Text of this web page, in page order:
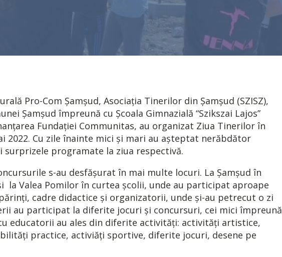
Pro-Com Şamşud, Asociaţia Tinerilor din Şamşud (SZISZ),
Șamșud împreună cu Școala Gimnazială “Szikszai Lajos”
Fundaţiei Communitas, au organizat Ziua Tinerilor în
2022. Cu zile înainte mici şi mari au aşteptat nerăbdător
surprizele programate la ziua respectivă.
s-au desfășurat în mai multe locuri. La Șamșud în
la Valea Pomilor în curtea școlii, unde au participat aproape
cadre didactice și organizatorii, unde și-au petrecut o zi
au participat la diferite jocuri și concursuri, cei mici împreună
educatorii au ales din diferite activități: activități artistice,
practice, activiăți sportive, diferite jocuri, desene pe